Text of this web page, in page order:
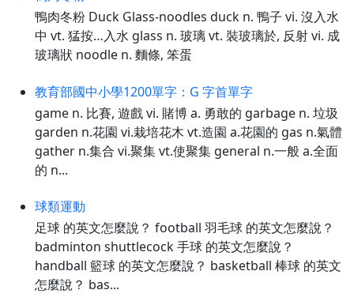
鴨肉冬粉 Duck Glass-noodles duck n. 鴨子 vi. 沒入水
中 vt. 猛按…入水 glass n. 玻璃 vt. 裝玻璃於, 反射 vi. 成
玻璃狀 noodle n. 麵條, 笨蛋
教育部國中小學1200單字：G 字首單字
game n. 比賽, 遊戲 vi. 賭博 a. 勇敢的 garbage n. 垃圾
garden n.花園 vi.栽培花木 vt.造園 a.花園的 gas n.氣體
gather n.集合 vi.聚集 vt.使聚集 general n.一般 a.全面
的 n...
球類運動
足球 的英文怎麼說？ football 羽毛球 的英文怎麼說？
badminton shuttlecock 手球 的英文怎麼說？
handball 籃球 的英文怎麼說？ basketball 棒球 的英文
怎麼說？ bas...